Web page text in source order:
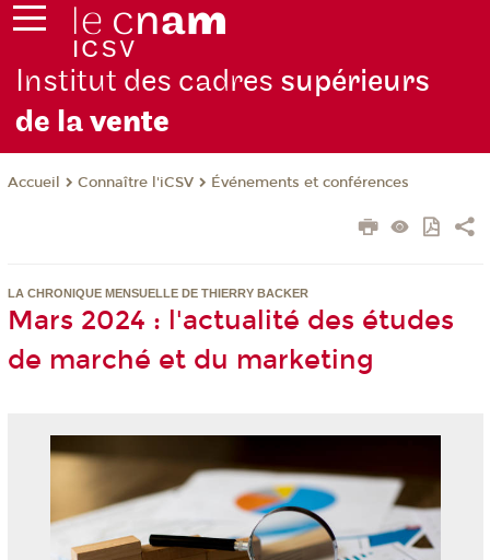
Institut des cadres supérieurs
de lavente
Accueil Connaître l'iCSV Événements et conférences
LA CHRONIQUE MENSUELLE DE THIERRY BACKER
Mars 2024 : l'actualité des études
de marché et du marketing